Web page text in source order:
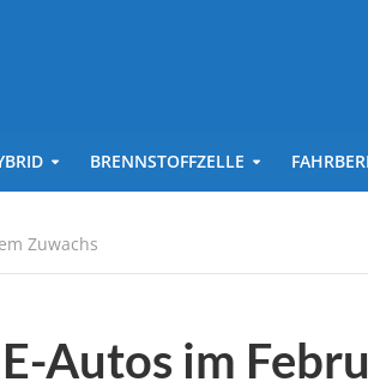
BRENNSTOFFZELLE
Zuwachs
Autos im